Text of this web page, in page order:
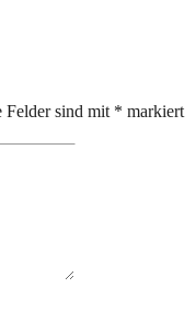
Felder sind mit * markiert